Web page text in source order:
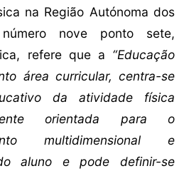
na Região Autónoma dos
nove ponto sete,
refere que a “Educação
área curricular, centra-se
da atividade física
orientada para o
multidimensional e
aluno e pode definir-se